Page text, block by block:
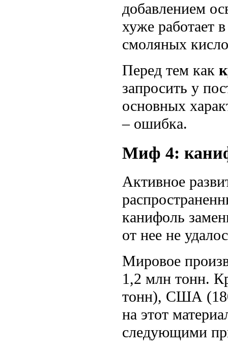
добавлением
хуже работает
смоляных
Перед тем как
запросить у
основных
– ошибка.
Миф 4:
Активное
канифоль
от нее не
Мировое
1,2 млн тонн.
тонн), США
на этот
следующими